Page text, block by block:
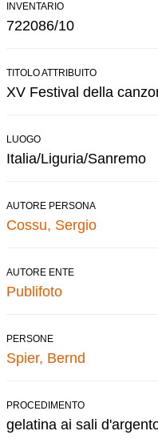
INVENTARIO
722086/10
TITOLO ATTRIBUITO
XV Festival della
LUOGO
Italia/Liguria/Sanremo
AUTORE PERSONA
Cossu, Sergio
AUTORE ENTE
Publifoto
PERSONE
Spier, Bernd
PROCEDIMENTO
gelatina ai sali